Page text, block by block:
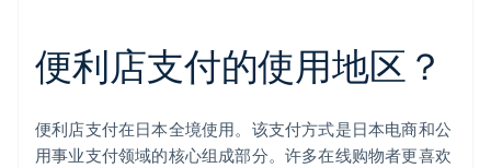
便利店支付的使用地区？
便利店支付在日本全境使用。该支付方式是日本电商和公
用事业支付领域的核心组成部分。许多在线购物者更喜欢